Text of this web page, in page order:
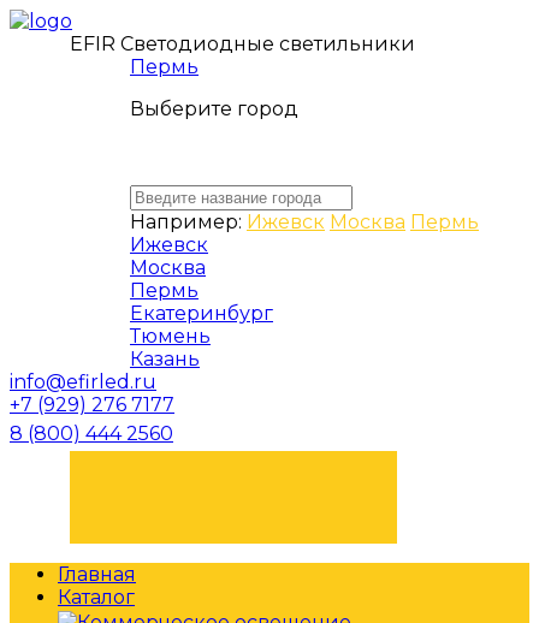
EFIR Светодиодные светильники
Пермь
Выберите город
Например: Ижевск Москва Пермь
Ижевск
Москва
Пермь
Екатеринбург
Тюмень
Казань
info@efirled.ru
+7 (929) 276 7177
8 (800) 444 2560
Главная
Каталог